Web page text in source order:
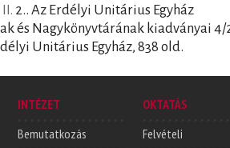
2.. Az Erdélyi Unitárius Egyház
és Nagykönyvtárának kiadványai 4/
Unitárius Egyház, 838 old.
INTÉZET
Bemutatkozás
OKTATÁS
Felvételi